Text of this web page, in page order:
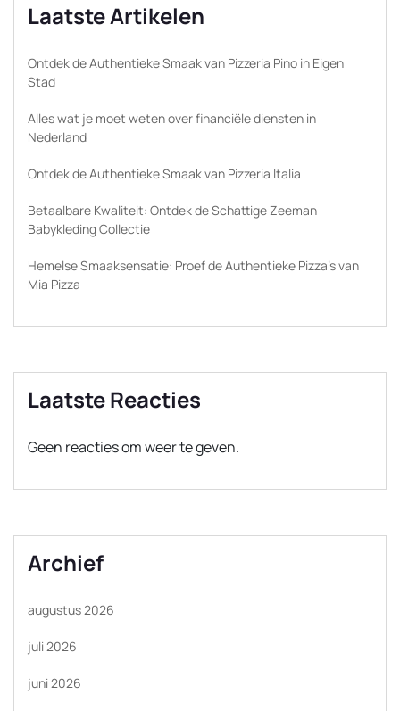
Laatste Artikelen
Ontdek de Authentieke Smaak van Pizzeria Pino in Eigen
Stad
Alles wat je moet weten over financiële diensten in
Nederland
Ontdek de Authentieke Smaak van Pizzeria Italia
Betaalbare Kwaliteit: Ontdek de Schattige Zeeman
Babykleding Collectie
Hemelse Smaaksensatie: Proef de Authentieke Pizza’s van
Mia Pizza
Laatste Reacties
Geen reacties om weer te geven.
Archief
augustus 2026
juli 2026
juni 2026